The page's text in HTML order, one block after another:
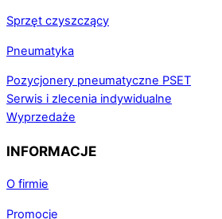
Sprzęt czyszczący
Pneumatyka
Pozycjonery pneumatyczne PSET
Serwis i zlecenia indywidualne
Wyprzedaże
INFORMACJE
O firmie
Promocje